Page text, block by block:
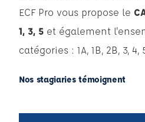
ECF Pro vous propose le
1, 3, 5 et également
catégories : 1A, 1B, 2B, 3, 4,
Nos stagiaries témoignent